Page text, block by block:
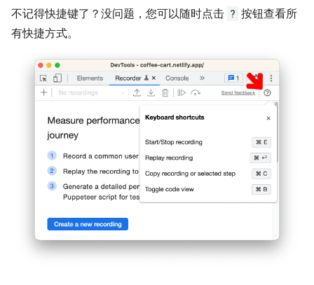
不记得快捷键了？没问题，您可以随时点击 ? 按钮查看所
有快捷方式。